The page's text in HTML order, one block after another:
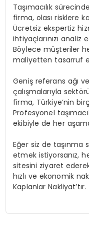
Taşımacılık
firma, olası risklere
Ücretsiz ekspertiz
ihtiyaçlarınızı analiz
Böylece müşteriler
maliyetten tasarruf
Geniş referans ağı
çalışmalarıyla
firma, Türkiye’nin
Profesyonel
ekibiyle de her
Eğer siz de taşınma
etmek istiyorsanız,
sitesini ziyaret
hızlı ve ekonomik
Kaplanlar Nakliyat’tır.